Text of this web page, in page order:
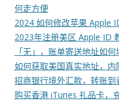
何走方便
2024 如何修改苹果 Apple
2023年注册美区 Apple ID
「无」，账单寄送地址如何
如何获取美国真实地址，
招商银行境外汇款，转账到
购买香港 iTunes 礼品卡，